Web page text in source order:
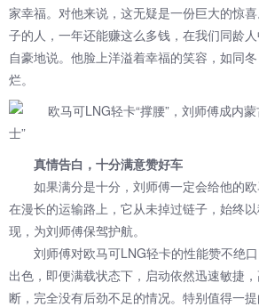
家幸福。对他来说，这无疑是一份巨大的惊
子的人，一年还能赚这么多钱，在我们同龄
自豪地说。他脸上洋溢着幸福的笑容，如同
烂。
真情告白，十分满意赞好车
如果满分是十分，刘师傅一定会给他的欧
在漫长的运输路上，它从未掉过链子，始终
现，为刘师傅保驾护航。
刘师傅对欧马可LNG轻卡的性能赞不绝
出色，即便满载状态下，启动依然迅速敏捷
断，完全没有后劲不足的情况。特别值得一